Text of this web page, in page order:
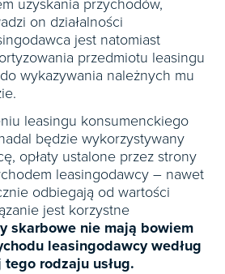
uzyskania przychodów,
on działalności
jest natomiast
przedmiotu leasingu
wykazywania należnych mu
leasingu konsumenckiego
będzie wykorzystywany
opłaty ustalone przez strony
leasingodawcy – nawet
odbiegają od wartości
jest korzystne
skarbowe nie mają bowiem
leasingodawcy według
rodzaju usług.